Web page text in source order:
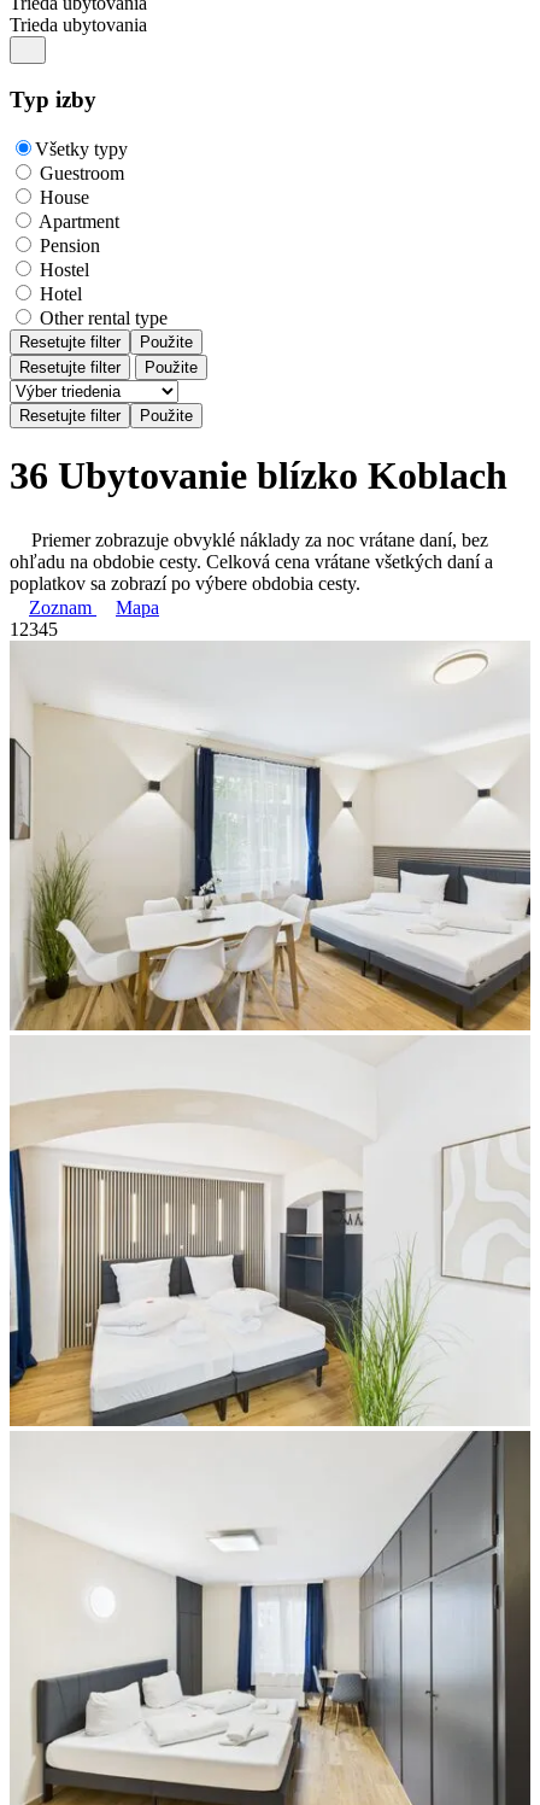
Trieda ubytovania
Typ izby
Všetky typy
Guestroom
House
Apartment
Pension
Hostel
Hotel
Other rental type
Resetujte filter
Použite
Resetujte filter
Použite
36 Ubytovanie blízko Koblach
Priemer zobrazuje obvyklé náklady za noc vrátane daní, bez
ohľadu na obdobie cesty. Celková cena vrátane všetkých daní a
poplatkov sa zobrazí po výbere obdobia cesty.
Zoznam
Mapa
1 2345